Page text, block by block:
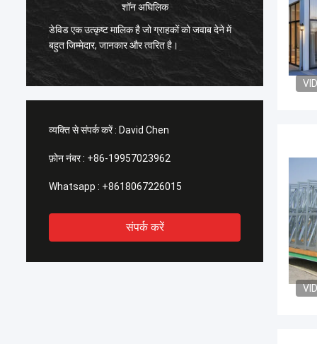
शॉन अघिलिक
डेविड एक उत्कृष्ट मालिक है जो ग्राहकों को जवाब देने में
बहुत जिम्मेदार, जानकार और त्वरित है।
मैं स्टील
के लिए
अनुशंसा
सकता
व्यक्ति से संपर्क करें : David Chen
फ़ोन नंबर : +86-19957023962
Whatsapp : +8618067226015
संपर्क करें